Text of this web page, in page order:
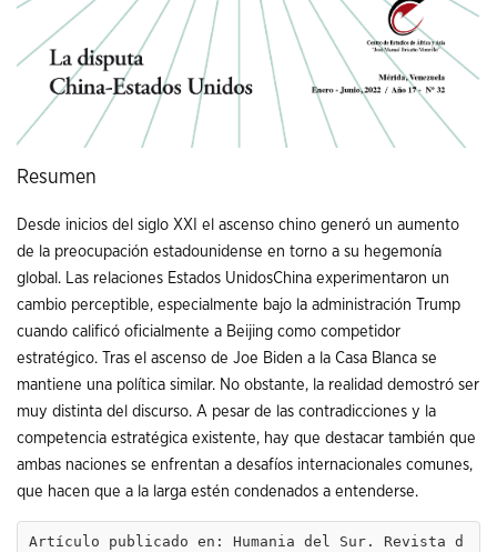
Resumen
Desde inicios del siglo XXI el ascenso chino generó un aumento
de la preocupación estadounidense en torno a su hegemonía
global. Las relaciones Estados UnidosChina experimentaron un
cambio perceptible, especialmente bajo la administración Trump
cuando calificó oficialmente a Beijing como competidor
estratégico. Tras el ascenso de Joe Biden a la Casa Blanca se
mantiene una política similar. No obstante, la realidad demostró ser
muy distinta del discurso. A pesar de las contradicciones y la
competencia estratégica existente, hay que destacar también que
ambas naciones se enfrentan a desafíos internacionales comunes,
que hacen que a la larga estén condenados a entenderse.
Artículo publicado en: Humania del Sur. Revista d